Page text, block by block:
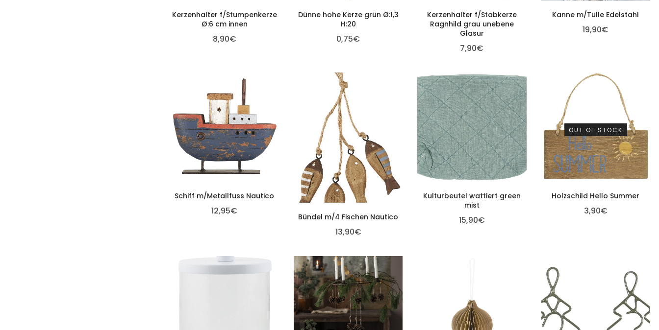
Kerzenhalter f/Stumpenkerze
Ø:6 cm innen
8,90€
Dünne hohe Kerze grün Ø:1,3
H:20
0,75€
Kerzenhalter f/Stabkerze
Ragnhild grau unebene
Glasur
7,90€
Kanne m/Tülle Edelstahl
19,90€
Schiff m/Metallfuss Nautico
12,95€
Bündel m/4 Fischen Nautico
13,90€
Kulturbeutel wattiert green
mist
15,90€
OUT OF STOCK
Holzschild Hello Summer
3,90€